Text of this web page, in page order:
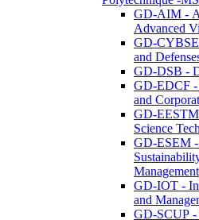
GD-AIM -
Advanced
GD-
and
GD-DSB -
GD-EDCF -
and
GD-
Science
GD-ESEM
Management
GD-IOT -
and
GD-SCUP -